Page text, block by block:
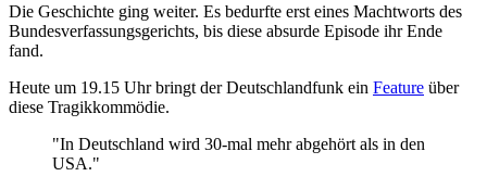
Die Geschichte ging weiter. Es bedurfte erst eines Machtworts des
Bundesverfassungsgerichts, bis diese absurde Episode ihr Ende
fand.
Heute um 19.15 Uhr bringt der Deutschlandfunk ein Feature über
diese Tragikkommödie.
"In Deutschland wird 30-mal mehr abgehört als in den
USA."